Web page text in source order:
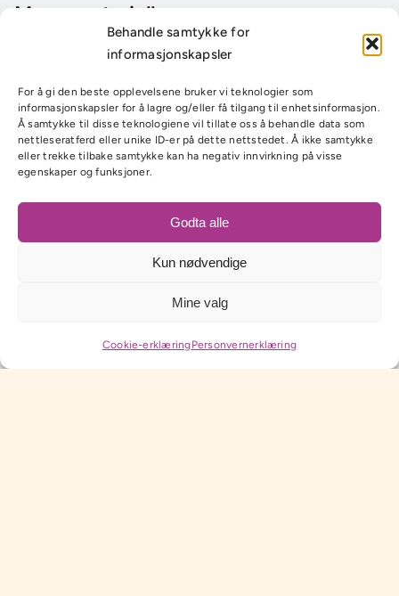
Behandle samtykke for
informasjonskapsler
For å gi den beste opplevelsene bruker vi teknologier som
informasjonskapsler for å lagre og/eller få tilgang til enhetsinformasjon.
Å samtykke til disse teknologiene vil tillate oss å behandle data som
nettleseratferd eller unike ID-er på dette nettstedet. Å ikke samtykke
eller trekke tilbake samtykke kan ha negativ innvirkning på visse
egenskaper og funksjoner.
Godta alle
Kun nødvendige
Mine valg
Cookie-erklæringPersonvernerklæring
Messemateriell
Profileringsartikler